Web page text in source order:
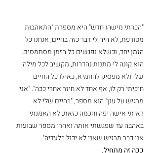
"הכרתי מישהו חדש" היא מספרת "התאהבות
מטורפת, לא היה לי דבר כזה בחיים, אנחנו כל
הזמן יחד, וכשלא נפגשים כל הזמן מסתמסים.
הוא קונה לי מתנות נהדרות, מקשיב לכל מילה
שלי ולא מפסיק להחמיא, כאילו כל החיים
חיכיתי רק לו, אף אחד לא חיזר אחרי ככה". "אני
מרגיש על ענן" הוא מספר, "בחיים שלי לא
ראיתי אישה יפה וחכמה כזאת, לא האמנתי
באהבה עד שפגשתי אותה ואחרי מספר שבועות
אני כבר מרגיש שאני לא יכול בלעדיה".
ככה זה מתחיל.